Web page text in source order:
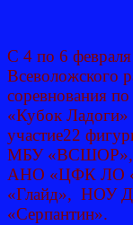
С 4 по 6
Всеволожского
соревнования
«Кубок Ладоги»
участие22
МБУ «ВСШОР»,
АНО «ЦФК ЛО
«Глайд», НОУ
«Серпантин».